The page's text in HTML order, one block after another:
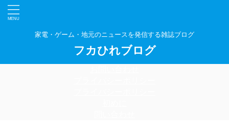
家電・ゲーム・地元のニュースを発信する雑誌ブログ
フカひれブログ